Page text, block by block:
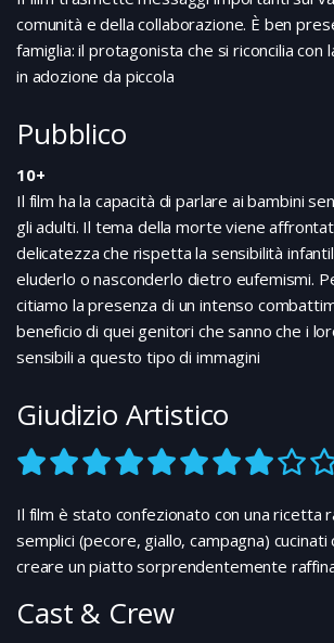
comunità e della collaborazione. È ben
famiglia: il protagonista che si riconcilia con
in adozione da piccola
Pubblico
10+
Il film ha la capacità di parlare ai bambini
gli adulti. Il tema della morte viene
delicatezza che rispetta la sensibilità
eluderlo o nasconderlo dietro eufemismi.
citiamo la presenza di un intenso
beneficio di quei genitori che sanno che i
sensibili a questo tipo di immagini
Giudizio Artistico
Il film è stato confezionato con una ricetta
semplici (pecore, giallo, campagna)
creare un piatto sorprendentemente
Cast & Crew